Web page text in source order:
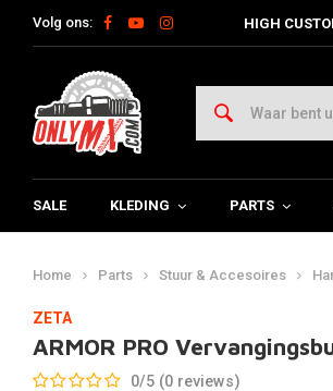
Volg ons: HIGH
SALE KLEDING PARTS
Home Parts Stuur & Accesoires
ZETA
ARMOR PRO
0/5 (0 reviews)